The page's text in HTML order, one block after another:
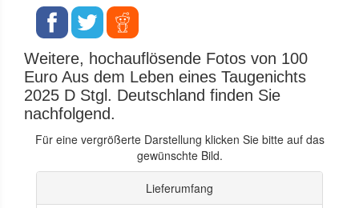
Weitere, hochauflösende Fotos von 100
Euro Aus dem Leben eines Taugenichts
2025 D Stgl. Deutschland finden Sie
nachfolgend.
Für eine vergrößerte Darstellung klicken Sie bitte auf das
gewünschte Bild.
Lieferumfang